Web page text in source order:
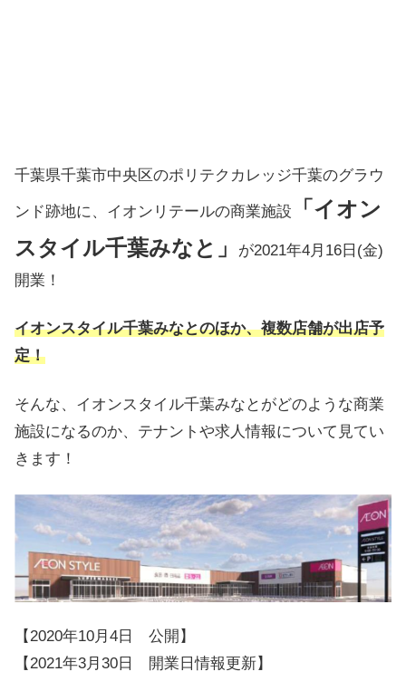
千葉県千葉市中央区のポリテクカレッジ千葉のグラウ
ンド跡地に、イオンリテールの商業施設
「イオン
スタイル千葉みなと」
が2021年4月16日(金)
開業！
イオンスタイル千葉みなとのほか、複数店舗が出店予
定！
そんな、イオンスタイル千葉みなとがどのような商業
施設になるのか、テナントや求人情報について見てい
きます！
【2020年10月4日 公開】
【2021年3月30日 開業日情報更新】